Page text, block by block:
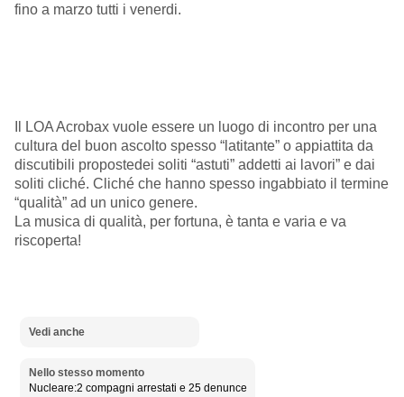
fino a marzo tutti i venerdi.
Il LOA Acrobax vuole essere un luogo di incontro per una
cultura del buon ascolto spesso “latitante” o appiattita da
discutibili propostedei soliti “astuti” addetti ai lavori” e dai
soliti cliché. Cliché che hanno spesso ingabbiato il termine
“qualità” ad un unico genere.
La musica di qualità, per fortuna, è tanta e varia e va
riscoperta!
Vedi anche
Nello stesso momento
Nucleare:2 compagni arrestati e 25 denunce